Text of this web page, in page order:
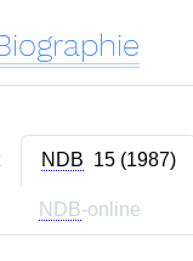
NDB 15 (1987)
NDB-online